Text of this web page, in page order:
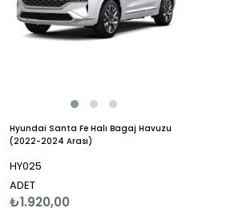
Hyundai Santa Fe Halı Bagaj Havuzu
(2022-2024 Arası)
HY025
ADET
₺1.920,00